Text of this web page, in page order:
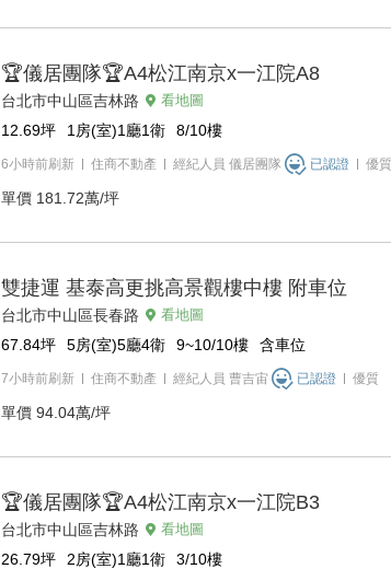
🏆儀居團隊🏆A4松江南京x一江院A8
台北市中山區吉林路 看地圖
12.69坪 1房(室)1廳1衛 8/10樓
6小時前刷新 住商不動產 經紀人員 儀居團隊 已認證 優質
單價 181.72萬/坪
雙捷運 基泰高更挑高景觀樓中樓 附車位
台北市中山區長春路 看地圖
67.84坪 5房(室)5廳4衛 9~10/10樓 含車位
7小時前刷新 住商不動產 經紀人員 曹吉宙 已認證 優質
單價 94.04萬/坪
🏆儀居團隊🏆A4松江南京x一江院B3
台北市中山區吉林路 看地圖
26.79坪 2房(室)1廳1衛 3/10樓